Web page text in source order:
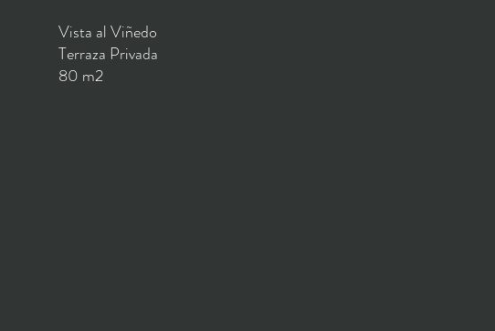
Vista al Viñedo
Terraza Privada
80 m2